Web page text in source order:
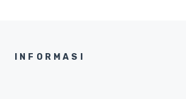
INFORMASI